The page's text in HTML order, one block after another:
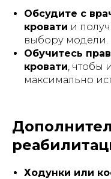
Обсудите с
кровати и
выбору модели.
Обучитесь
кровати, чтобы
максимально
Ходунки или